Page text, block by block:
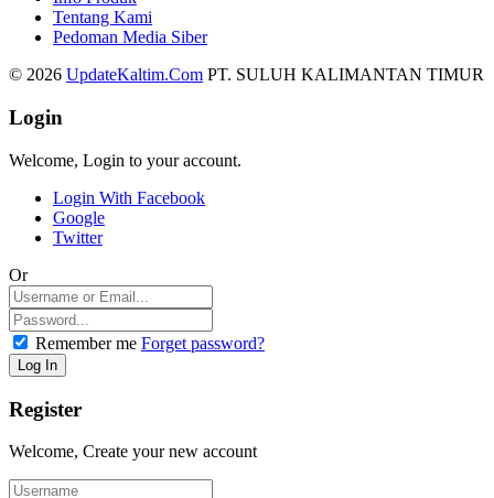
Tentang Kami
Pedoman Media Siber
© 2026 UpdateKaltim.Com PT. SULUH KALIMANTAN TIMUR
Login
Welcome, Login to your account.
Login With Facebook
Google
Twitter
Or
Remember me Forget password?
Register
Welcome, Create your new account